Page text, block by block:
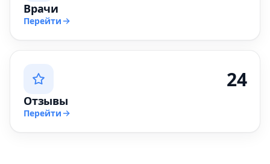
Врачи
Перейти
24
Отзывы
Перейти